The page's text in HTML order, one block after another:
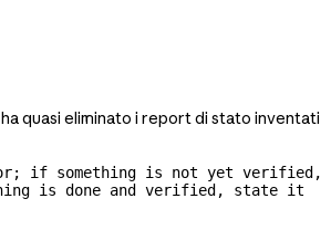
quasi eliminato i report di stato inventati
if something is not yet verified,
is done and verified, state it